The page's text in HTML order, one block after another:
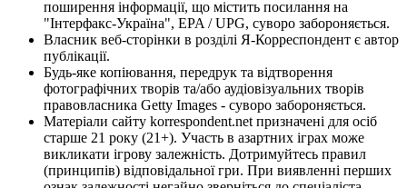
поширення інформації, що містить посилання на
"Інтерфакс-Україна", EPA / UPG, суворо забороняється.
Власник веб-сторінки в розділі Я-Корреспондент є автор
публікації.
Будь-яке копіювання, передрук та відтворення
фотографічних творів та/або аудіовізуальних творів
правовласника Getty Images - суворо забороняється.
Матеріали сайту korrespondent.net призначені для осіб
старше 21 року (21+). Участь в азартних іграх може
викликати ігрову залежність. Дотримуйтесь правил
(принципів) відповідальної гри. При виявленні перших